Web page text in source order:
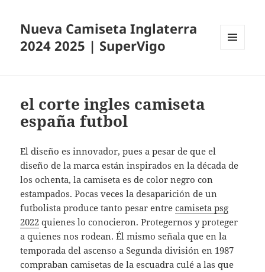
Nueva Camiseta Inglaterra
2024 2025 | SuperVigo
el corte ingles camiseta
españa futbol
El diseño es innovador, pues a pesar de que el
diseño de la marca están inspirados en la década de
los ochenta, la camiseta es de color negro con
estampados. Pocas veces la desaparición de un
futbolista produce tanto pesar entrecamiseta psg
2022 quienes lo conocieron. Protegernos y proteger
a quienes nos rodean. Él mismo señala que en la
temporada del ascenso a Segunda división en 1987
compraban camisetas de la escuadra culé a las que